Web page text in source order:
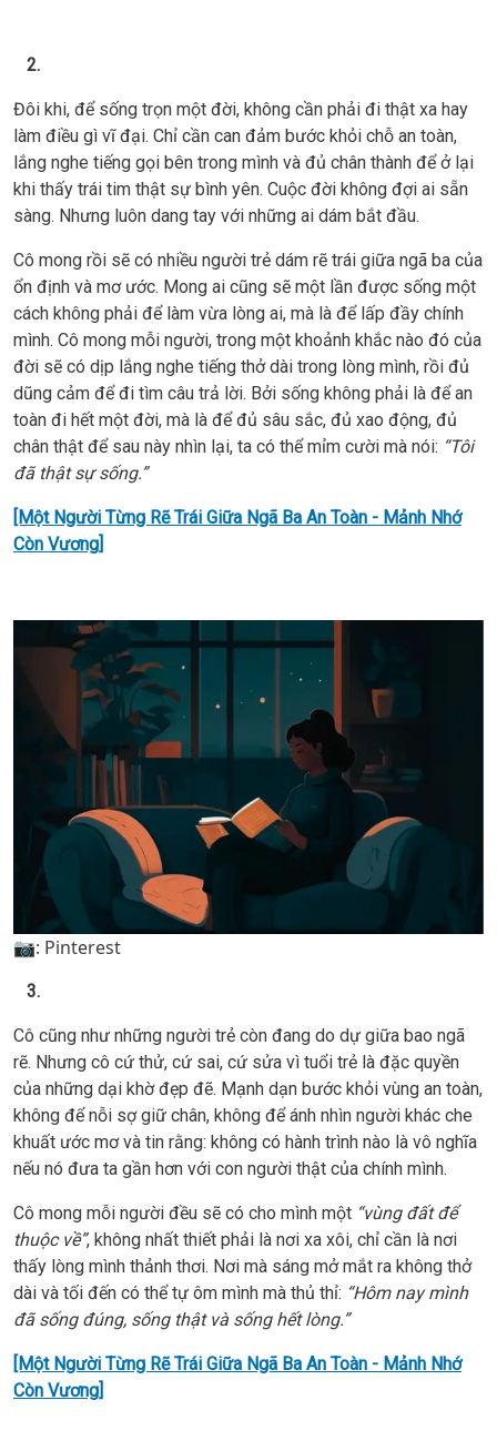
2.
Đôi khi, để sống trọn một đời, không cần phải đi thật xa hay
làm điều gì vĩ đại. Chỉ cần can đảm bước khỏi chỗ an toàn,
lắng nghe tiếng gọi bên trong mình và đủ chân thành để ở lại
khi thấy trái tim thật sự bình yên. Cuộc đời không đợi ai sẵn
sàng. Nhưng luôn dang tay với những ai dám bắt đầu.
Cô mong rồi sẽ có nhiều người trẻ dám rẽ trái giữa ngã ba của
ổn định và mơ ước. Mong ai cũng sẽ một lần được sống một
cách không phải để làm vừa lòng ai, mà là để lấp đầy chính
mình. Cô mong mỗi người, trong một khoảnh khắc nào đó của
đời sẽ có dịp lắng nghe tiếng thở dài trong lòng mình, rồi đủ
dũng cảm để đi tìm câu trả lời. Bởi sống không phải là để an
toàn đi hết một đời, mà là để đủ sâu sắc, đủ xao động, đủ
chân thật để sau này nhìn lại, ta có thể mỉm cười mà nói: “Tôi
đã thật sự sống.”
[Một Người Từng Rẽ Trái Giữa Ngã Ba An Toàn - Mảnh Nhớ
Còn Vương]
📷: Pinterest
3.
Cô cũng như những người trẻ còn đang do dự giữa bao ngã
rẽ. Nhưng cô cứ thử, cứ sai, cứ sửa vì tuổi trẻ là đặc quyền
của những dại khờ đẹp đẽ. Mạnh dạn bước khỏi vùng an toàn,
không để nỗi sợ giữ chân, không để ánh nhìn người khác che
khuất ước mơ và tin rằng: không có hành trình nào là vô nghĩa
nếu nó đưa ta gần hơn với con người thật của chính mình.
Cô mong mỗi người đều sẽ có cho mình một “vùng đất để
thuộc về”, không nhất thiết phải là nơi xa xôi, chỉ cần là nơi
thấy lòng mình thảnh thơi. Nơi mà sáng mở mắt ra không thở
dài và tối đến có thể tự ôm mình mà thủ thỉ: “Hôm nay mình
đã sống đúng, sống thật và sống hết lòng.”
[Một Người Từng Rẽ Trái Giữa Ngã Ba An Toàn - Mảnh Nhớ
Còn Vương]